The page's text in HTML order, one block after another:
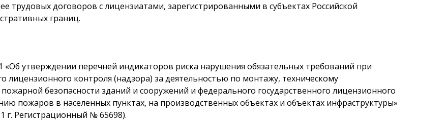
трудовых договоров с лицензиатами, зарегистрированными в субъектах Российской
границ.
«Об утверждении перечней индикаторов риска нарушения обязательных требований при
лицензионного контроля (надзора) за деятельностью по монтажу, техническому
безопасности зданий и сооружений и федерального государственного лицензионного
пожаров в населенных пунктах, на производственных объектах и объектах инфраструктуры»
г. Регистрационный № 65698).